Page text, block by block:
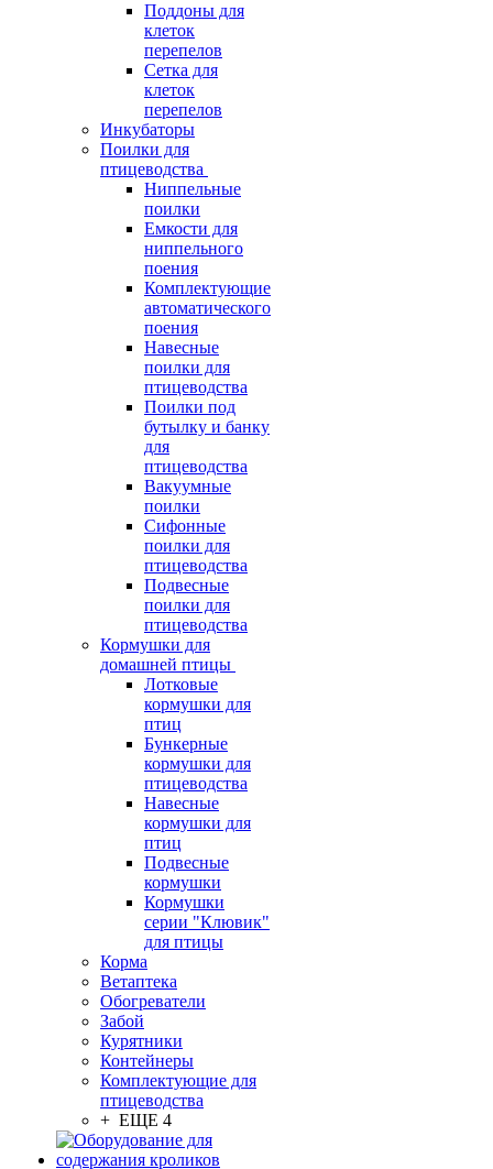
Поддоны для
клеток
перепелов
Сетка для
клеток
перепелов
Инкубаторы
Поилки для
птицеводства
Ниппельные
поилки
Емкости для
ниппельного
поения
Комплектующие
автоматического
поения
Навесные
поилки для
птицеводства
Поилки под
бутылку и банку
для
птицеводства
Вакуумные
поилки
Сифонные
поилки для
птицеводства
Подвесные
поилки для
птицеводства
Кормушки для
домашней птицы
Лотковые
кормушки для
птиц
Бункерные
кормушки для
птицеводства
Навесные
кормушки для
птиц
Подвесные
кормушки
Кормушки
серии "Клювик"
для птицы
Корма
Ветаптека
Обогреватели
Забой
Курятники
Контейнеры
Комплектующие для
птицеводства
+ ЕЩЕ 4